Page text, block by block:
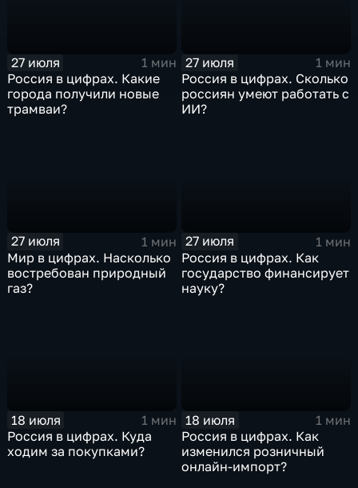
27 июля
1 мин
Россия в цифрах. Какие
города получили новые
трамваи?
27 июля
1 мин
Россия в цифрах. Сколько
россиян умеют работать с
ИИ?
27 июля
1 мин
Мир в цифрах. Насколько
востребован природный
газ?
27 июля
1 мин
Россия в цифрах. Как
государство финансирует
науку?
18 июля
1 мин
Россия в цифрах. Куда
ходим за покупками?
18 июля
1 мин
Россия в цифрах. Как
изменился розничный
онлайн-импорт?